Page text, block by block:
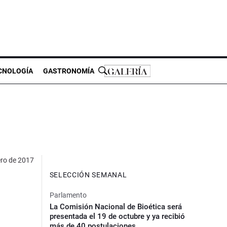
GASTRONOMÍA
de 2017
SELECCIÓN SEMANAL
Parlamento
La Comisión Nacional de Bioética será
presentada el 19 de octubre y ya recibió